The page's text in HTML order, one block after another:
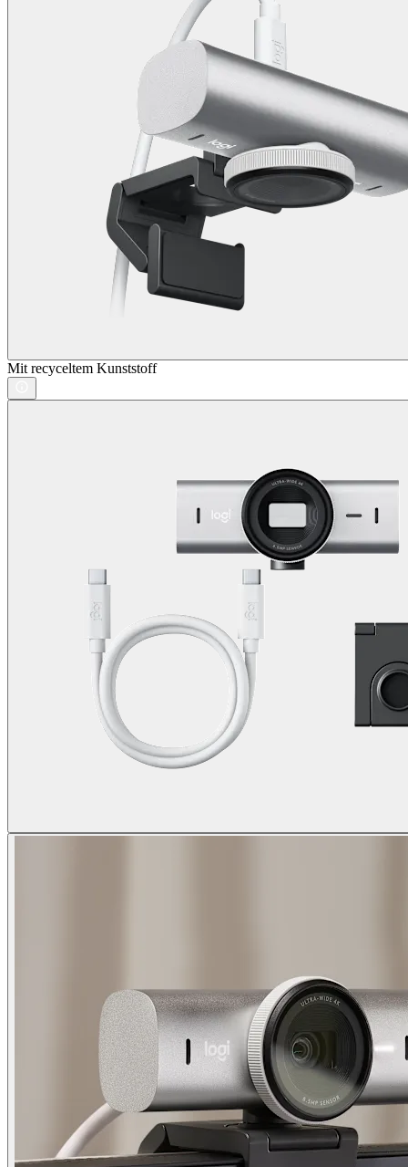
Mit recyceltem Kunststoff